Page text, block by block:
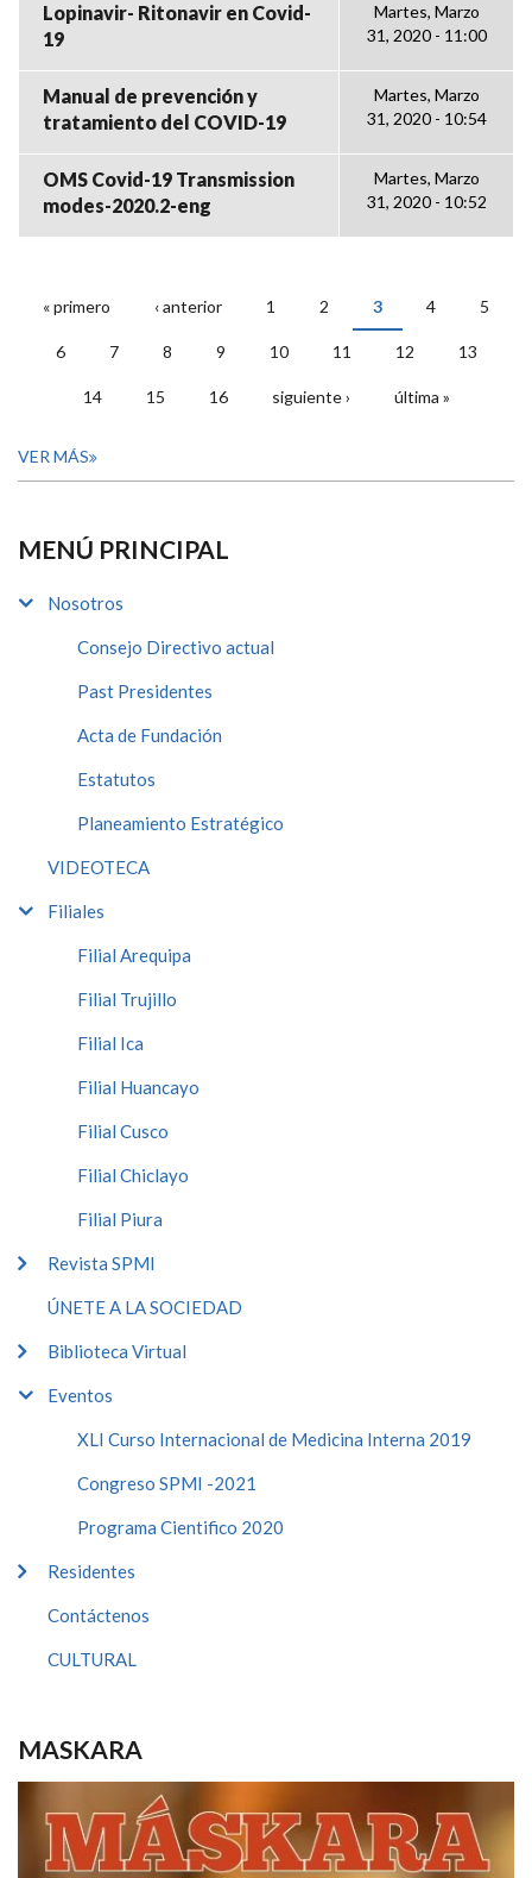
Lopinavir- Ritonavir en Covid-
19
Martes, Marzo
31, 2020 - 11:00
Manual de prevención y
tratamiento del COVID-19
Martes, Marzo
31, 2020 - 10:54
OMS Covid-19 Transmission
modes-2020.2-eng
Martes, Marzo
31, 2020 - 10:52
PÁGINAS
« primero ‹ anterior 1 2 3 4 5
6 7 8 9 10 11 12 13
14 15 16 siguiente › última »
VER MÁS
MENÚ PRINCIPAL
Nosotros
Consejo Directivo actual
Past Presidentes
Acta de Fundación
Estatutos
Planeamiento Estratégico
VIDEOTECA
Filiales
Filial Arequipa
Filial Trujillo
Filial Ica
Filial Huancayo
Filial Cusco
Filial Chiclayo
Filial Piura
Revista SPMI
ÚNETE A LA SOCIEDAD
Biblioteca Virtual
Eventos
XLI Curso Internacional de Medicina Interna 2019
Congreso SPMI -2021
Programa Cientifico 2020
Residentes
Contáctenos
CULTURAL
MASKARA